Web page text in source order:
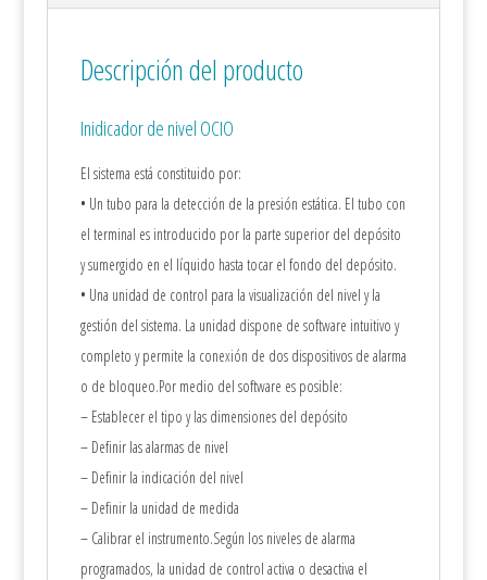
Descripción del producto
Inidicador de nivel OCIO
El sistema está constituido por:
• Un tubo para la detección de la presión estática. El tubo con
el terminal es introducido por la parte superior del depósito
y sumergido en el líquido hasta tocar el fondo del depósito.
• Una unidad de control para la visualización del nivel y la
gestión del sistema. La unidad dispone de software intuitivo y
completo y permite la conexión de dos dispositivos de alarma
o de bloqueo.Por medio del software es posible:
– Establecer el tipo y las dimensiones del depósito
– Definir las alarmas de nivel
– Definir la indicación del nivel
– Definir la unidad de medida
– Calibrar el instrumento.Según los niveles de alarma
programados, la unidad de control activa o desactiva el